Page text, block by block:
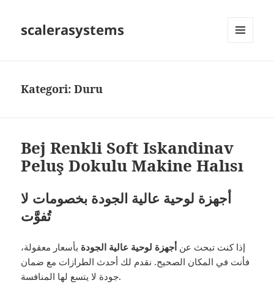
scalerasystems
Kategori:Duru
Bej Renkli Soft Iskandinav
Peluş Dokulu Makine Halısı
أجهزة لوحية عالية الجودة بخصومات لا
تُفوَّت
إذا كنت تبحث عن أجهزة لوحية عالية الجودة بأسعار معقولة،
فأنت في المكان الصحيح. نقدم لك أحدث الطرازات مع ضمان
جودة لا يتسع لها المنافسة.